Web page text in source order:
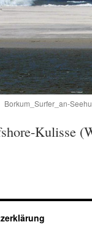
Borkum_Surfer_an-
Kulisse